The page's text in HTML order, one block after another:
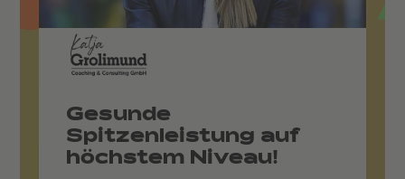
Gesunde
Spitzenleistung auf
höchstem Niveau!